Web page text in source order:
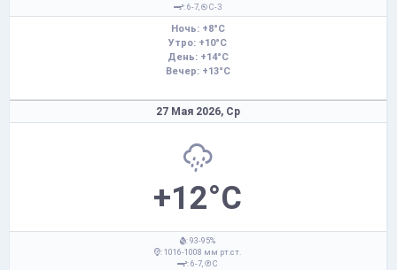
: 6-7,
С-З
Ночь: +8°C
Утро: +10°C
День: +14°C
Вечер: +13°C
27 Мая 2026, Ср
+12°C
: 93-95%
: 1016-1008 мм рт.ст.
: 6-7,
С